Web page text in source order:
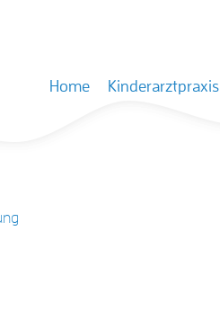
Skip to content
Home Kinderarztpraxis